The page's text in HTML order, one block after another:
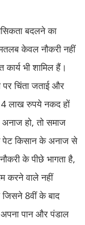
बदलने का
केवल नौकरी नहीं
भी शामिल हैं।
पर चिंता जताई और
4 लाख रुपये नकद हों
हो, तो समाज
पेट किसान के अनाज से
के पीछे भागता है,
करने वाले नहीं
जिसने 8वीं के बाद
पान और पंडाल